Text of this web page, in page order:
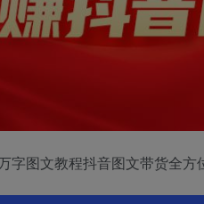
字图文教程抖音图文带货全方